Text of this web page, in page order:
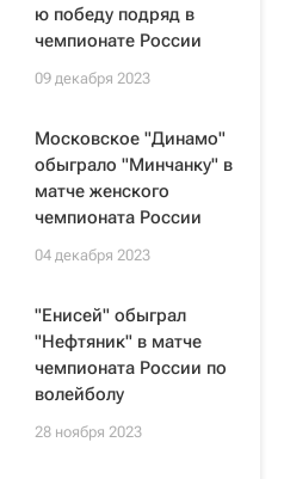
ю победу подряд в
чемпионате России
09 декабря 2023
Московское "Динамо"
обыграло "Минчанку" в
матче женского
чемпионата России
04 декабря 2023
"Енисей" обыграл
"Нефтяник" в матче
чемпионата России по
волейболу
28 ноября 2023